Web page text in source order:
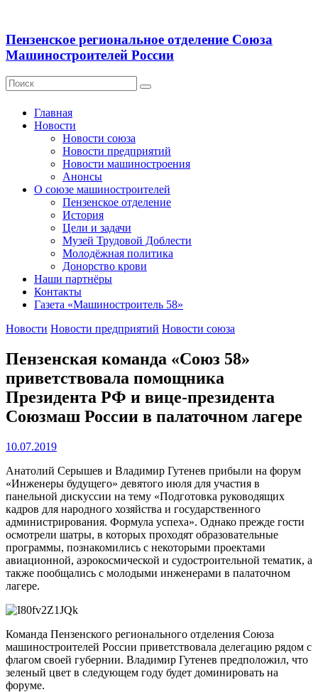
Пензенское региональное отделение Союза
Машиностроителей России
Главная
Новости
Новости союза
Новости предприятий
Новости машиностроения
Анонсы
О союзе машиностроителей
Пензенское отделение
История
Цели и задачи
Музей Трудовой Доблести
Молодёжная политика
Донорство крови
Наши партнёры
Контакты
Газета «Машиностроитель 58»
Новости Новости предприятий Новости союза
Пензенская команда «Союз 58»
приветствовала помощника
Президента РФ и вице-президента
Союзмаш России в палаточном лагере
10.07.2019
Анатолий Серышев и Владимир Гутенев прибыли на форум
«Инженеры будущего» девятого июля для участия в
панельной дискуссии на тему «Подготовка руководящих
кадров для народного хозяйства и государственного
администрирования. Формула успеха». Однако прежде гости
осмотрели шатры, в которых проходят образовательные
программы, познакомились с некоторыми проектами
авиационной, аэрокосмической и судостроительной тематик, а
также пообщались с молодыми инженерами в палаточном
лагере.
Команда Пензенского регионального отделения Союза
машиностроителей России приветствовала делегацию рядом с
флагом своей губернии. Владимир Гутенев предположил, что
зеленый цвет в следующем году будет доминировать на
форуме.